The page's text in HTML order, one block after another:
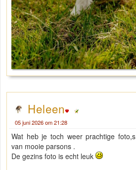
Heleen
05 juni 2026 om 21:28
Wat heb je toch weer prachtige foto,s
van mooie parsons .
De gezins foto is echt leuk